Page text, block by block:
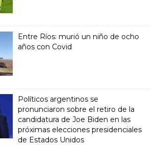
Entre Ríos: murió un niño de ocho
años con Covid
Políticos argentinos se
pronunciaron sobre el retiro de la
candidatura de Joe Biden en las
próximas elecciones presidenciales
de Estados Unidos